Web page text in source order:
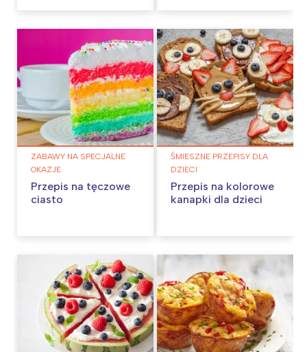
ZABAWY NA SPECJALNE
OKAZJE
Przepis na tęczowe
ciasto
ŚMIESZNE PRZEPISY DLA
DZIECI
Przepis na kolorowe
kanapki dla dzieci